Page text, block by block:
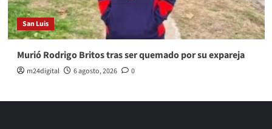
San Luis
Murió Rodrigo Britos tras ser quemado por su expareja
m24digital 6 agosto, 2026 0